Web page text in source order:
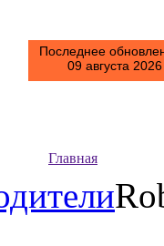
Последнее
09 августа
Главная